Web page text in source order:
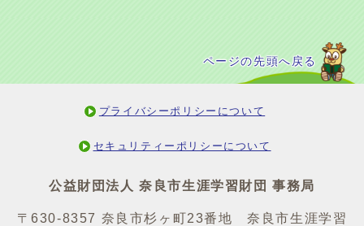
ページの先頭へ戻る
プライバシーポリシーについて
セキュリティーポリシーについて
公益財団法人 奈良市生涯学習財団 事務局
〒630-8357 奈良市杉ヶ町23番地 奈良市生涯学習